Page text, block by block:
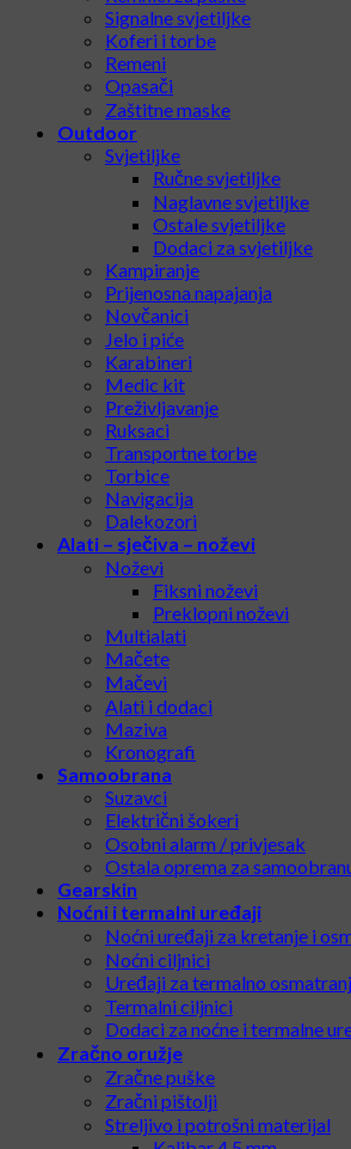
Signalne svjetiljke
Koferi i torbe
Remeni
Opasači
Zaštitne maske
Outdoor
Svjetiljke
Ručne svjetiljke
Naglavne svjetiljke
Ostale svjetiljke
Dodaci za svjetiljke
Kampiranje
Prijenosna napajanja
Novčanici
Jelo i piće
Karabineri
Medic kit
Preživljavanje
Ruksaci
Transportne torbe
Torbice
Navigacija
Dalekozori
Alati – sječiva – noževi
Noževi
Fiksni noževi
Preklopni noževi
Multialati
Mačete
Mačevi
Alati i dodaci
Maziva
Kronografi
Samoobrana
Suzavci
Električni šokeri
Osobni alarm / privjesak
Ostala oprema za
Gearskin
Noćni i termalni uređaji
Noćni uređaji za kretanje i
Noćni ciljnici
Uređaji za termalno
Termalni ciljnici
Dodaci za noćne i termalne
Zračno oružje
Zračne puške
Zračni pištolji
Streljivo i potrošni materijal